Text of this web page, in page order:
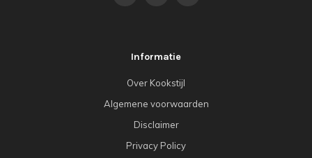
Informatie
Over Kookstijl
Algemene voorwaarden
Disclaimer
Privacy Policy